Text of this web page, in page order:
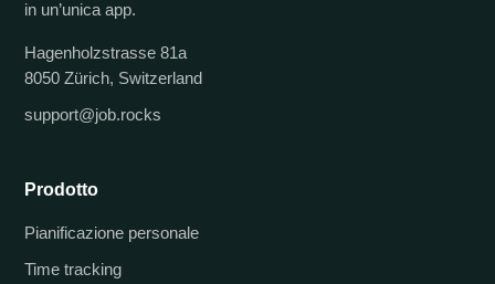
in un’unica app.
Hagenholzstrasse 81a
8050 Zürich, Switzerland
support@job.rocks
Prodotto
Pianificazione personale
Time tracking